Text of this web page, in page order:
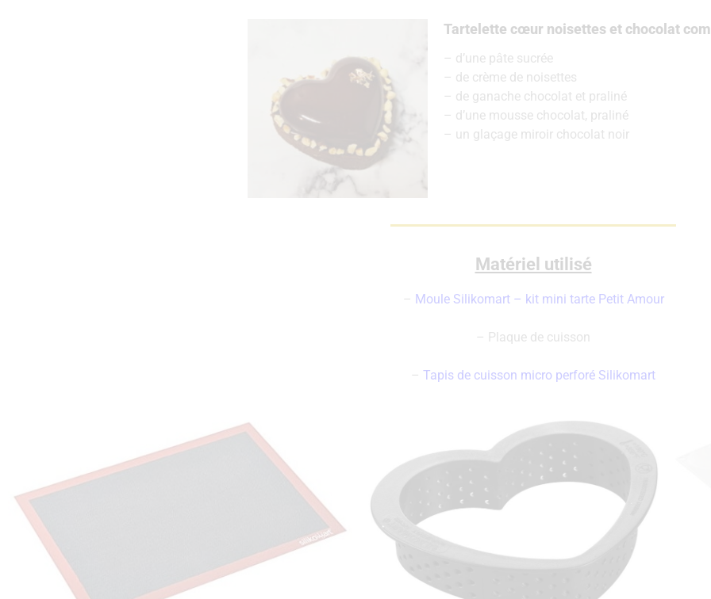
Tartelette cœur noisettes et chocolat
– d’une pâte sucrée
– de crème de noisettes
– de ganache chocolat et praliné
– d’une mousse chocolat, praliné
– un glaçage miroir chocolat noir
Matériel utilisé
– Moule Silikomart – kit mini tarte Petit Amour
– Plaque de cuisson
– Tapis de cuisson micro perforé Silikomart